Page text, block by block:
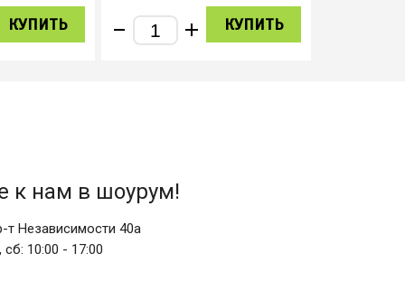
КУПИТЬ КУПИТЬ
к нам в шоурум!
т Независимости 40а
сб: 10:00 - 17:00